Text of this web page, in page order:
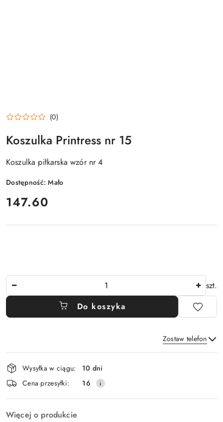
(0)
Koszulka Printress nr 15
Koszulka piłkarska wzór nr 4
Dostępność:Mało
cena:
147.60
szt.
Do koszyka
Zostaw telefon
Wyślij
Dostępność
i
dostawa
Wysyłka w ciągu:
10 dni
Cena przesyłki:
16
Więcej o produkcie